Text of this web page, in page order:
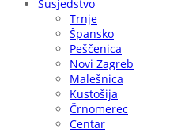
Susjedstvo
Trnje
Špansko
Peščenica
Novi Zagreb
Malešnica
Kustošija
Črnomerec
Centar